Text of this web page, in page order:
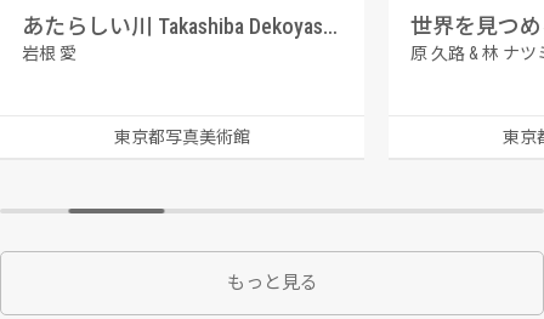
あたらしい川 Takashiba Dekoyashiki, Koriyama, Fukushima
岩根 愛
東京都写真美術館
世界を見つ
原 久路 & 林 ナツ
東京
もっと見る